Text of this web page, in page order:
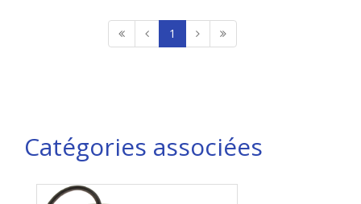
1
Catégories associées